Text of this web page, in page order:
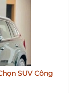
SUV Công